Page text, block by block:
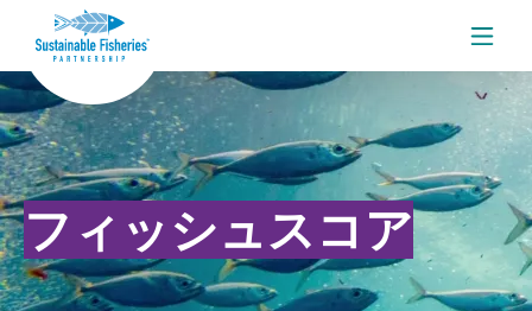
メニ
フィッシュスコア